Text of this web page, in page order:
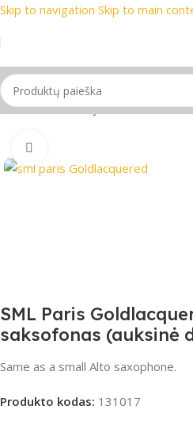
Skip to navigation Skip to main
Pradžia/Pučiamieji instrumentai/
SML Paris
saksofonas (auksinė
Same as a small Alto saxophone.
Produkto kodas: 131017